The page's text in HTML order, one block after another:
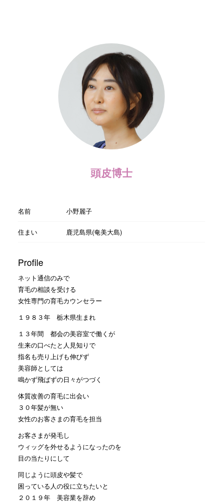
頭皮博士
名前 小野麗子
住まい 鹿児島県(奄美大島)
Profile
ネット通信のみで
育毛の相談を受ける
女性専門の育毛カウンセラー
１９８３年 栃木県生まれ
１３年間 都会の美容室で働くが
生来の口べたと人見知りで
指名も売り上げも伸びず
美容師としては
鳴かず飛ばずの日々がつづく
体質改善の育毛に出会い
３０年髪が無い
女性のお客さまの育毛を担当
お客さまが発毛し
ウィッグを外せるようになったのを
目の当たりにして
同じように頭皮や髪で
困っている人の役に立ちたいと
２０１９年 美容業を辞め